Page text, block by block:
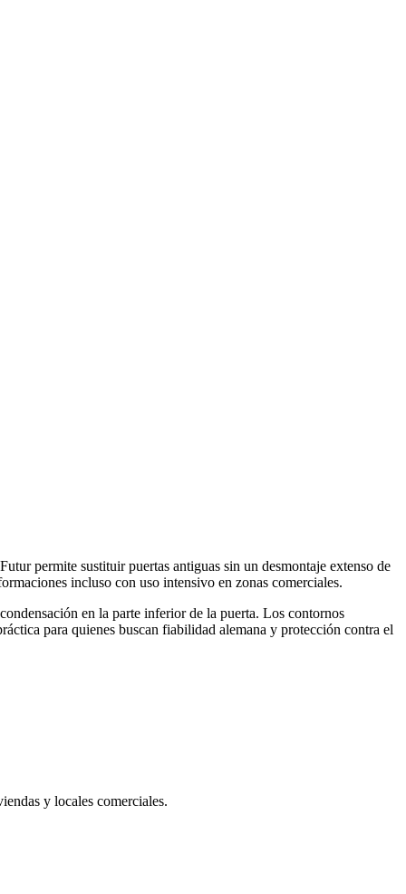
permite sustituir puertas antiguas sin un desmontaje extenso de
incluso con uso intensivo en zonas comerciales.
en la parte inferior de la puerta. Los contornos
para quienes buscan fiabilidad alemana y protección contra el
y locales comerciales.